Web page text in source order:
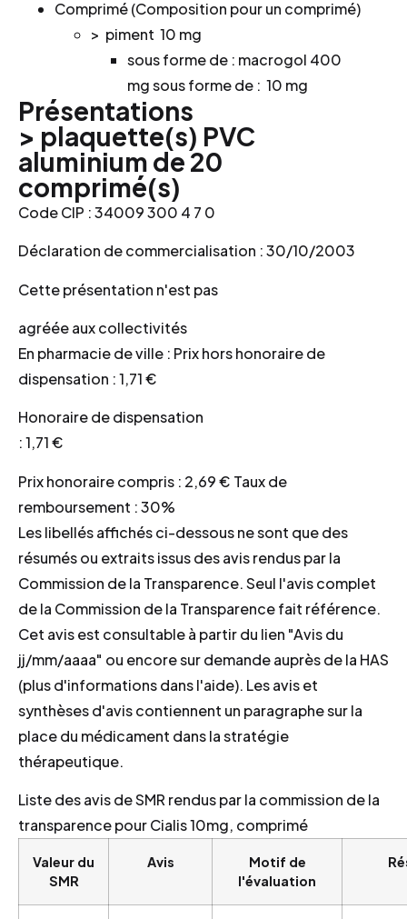
Comprimé (Composition pour un comprimé)
> piment 10 mg
sous forme de : macrogol 400
mgsous forme de : 10 mg
Présentations
> plaquette(s) PVC
aluminium de 20
comprimé(s)
Code CIP : 34009 300 4 7 0
Déclaration de commercialisation : 30/10/2003
Cette présentation n'est pas
agréée aux collectivités
En pharmacie de ville : Prix hors honoraire de
dispensation : 1,71 €
Honoraire de dispensation
: 1,71 €
Prix honoraire compris : 2,69 € Taux de
remboursement : 30%
Les libellés affichés ci-dessous ne sont que des
résumés ou extraits issus des avis rendus par la
Commission de la Transparence. Seul l'avis complet
de la Commission de la Transparence fait référence.
Cet avis est consultable à partir du lien "Avis du
jj/mm/aaaa" ou encore sur demande auprès de la HAS
(plus d'informations dans l'aide). Les avis et
synthèses d'avis contiennent un paragraphe sur la
place du médicament dans la stratégie
thérapeutique.
Liste des avis de SMR rendus par la commission de la
transparence pour Cialis 10mg, comprimé
Valeur du
SMR
Avis
Motif de
l'évaluation